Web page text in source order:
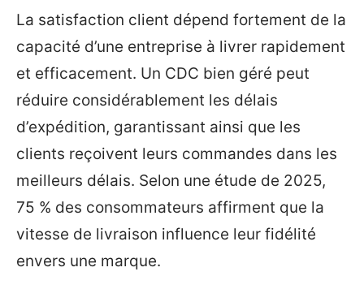
La satisfaction client dépend fortement de la
capacité d’une entreprise à livrer rapidement
et efficacement. Un CDC bien géré peut
réduire considérablement les délais
d’expédition, garantissant ainsi que les
clients reçoivent leurs commandes dans les
meilleurs délais. Selon une étude de 2025,
75 % des consommateurs affirment que la
vitesse de livraison influence leur fidélité
envers une marque.